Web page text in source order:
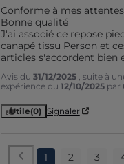
Conforme à mes
Bonne qualité
J'ai associé ce repose
canapé tissu Person et
articles s'accordent bien
Avis du 31/12/2025
, suite à
expérience du 12/10/2025 par
Utile(0) Signaler
1 2 3